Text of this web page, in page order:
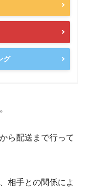
グ
ら配送まで行って
相手との関係によ